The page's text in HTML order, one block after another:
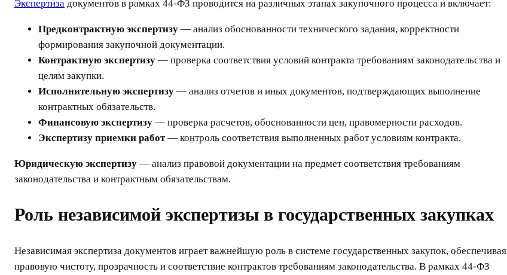
Экспертиза документов в рамках 44-ФЗ проводится на различных этапах закупочного процесса и включает:
Предконтрактную экспертизу — анализ обоснованности технического задания, корректности
формирования закупочной документации.
Контрактную экспертизу — проверка соответствия условий контракта требованиям законодательства и
целям закупки.
Исполнительную экспертизу — анализ отчетов и иных документов, подтверждающих выполнение
контрактных обязательств.
Финансовую экспертизу — проверка расчетов, обоснованности цен, правомерности расходов.
Экспертизу приемки работ— контроль соответствия выполненных работ условиям контракта.
Юридическую экспертизу — анализ правовой документации на предмет соответствия требованиям
законодательства и контрактным обязательствам.
Роль независимой экспертизы в государственных закупках
Независимая экспертиза документов играет важнейшую роль в системе государственных закупок, обеспечивая
правовую чистоту, прозрачность и соответствие контрактов требованиям законодательства. В рамках 44-ФЗ